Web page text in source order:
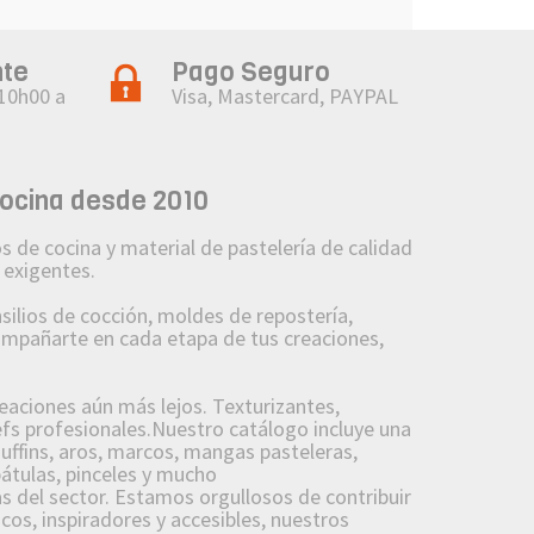
a
Pago Seguro
Visa, Mastercard, PAYPAL
desde 2010
de cocina y material de pastelería de calidad
de cocción, moldes de repostería,
en cada etapa de tus creaciones,
aún más lejos. Texturizantes,
profesionales.Nuestro catálogo incluye una
aros, marcos, mangas pasteleras,
pinceles y mucho
del sector. Estamos orgullosos de contribuir
inspiradores y accesibles, nuestros